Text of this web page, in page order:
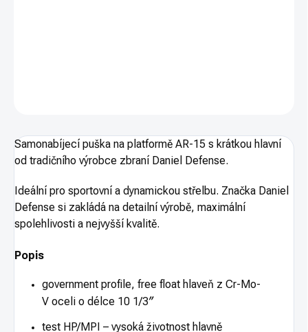
Samonabíjecí puška na platformě AR-15 s krátkou hlavní
od tradičního výrobce zbraní Daniel Defense.
Ideální pro sportovní a dynamickou střelbu. Značka Daniel
Defense si zakládá na detailní výrobě, maximální
spolehlivosti a nejvyšší kvalitě.
Popis
government profile, free float hlaveň z Cr-Mo-
V oceli o délce 10 1/3″
test HP/MPI – vysoká životnost hlavně